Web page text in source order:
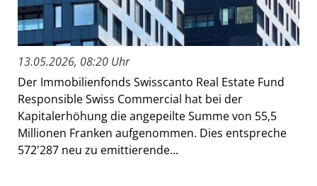
13.05.2026, 08:20 Uhr
Der Immobilienfonds Swisscanto Real Estate Fund
Responsible Swiss Commercial hat bei der
Kapitalerhöhung die angepeilte Summe von 55,5
Millionen Franken aufgenommen. Dies entspreche
572'287 neu zu emittierende...